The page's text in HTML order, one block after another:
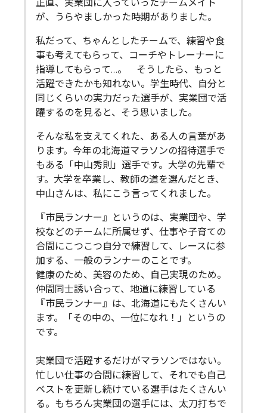
正直、実業団に入っていったチームメイト
が、うらやましかった時期がありました。
私だって、ちゃんとしたチームで、練習や食
事も考えてもらって、コーチやトレーナーに
指導してもらって…。 そうしたら、もっと
活躍できたかも知れない。学生時代、自分と
同じくらいの実力だった選手が、実業団で活
躍するのを見ると、そう思いました。
そんな私を支えてくれた、ある人の言葉があ
ります。今年の北海道マラソンの招待選手で
もある「中山秀則」選手です。大学の先輩で
す。大学を卒業し、教師の道を選んだとき、
中山さんは、私にこう言ってくれました。
『市民ランナー』というのは、実業団や、学
校などのチームに所属せず、仕事や子育ての
合間にこつこつ自分で練習して、レースに参
加する、一般のランナーのことです。
健康のため、美容のため、自己実現のため。
仲間同士誘い合って、地道に練習している
『市民ランナー』は、北海道にもたくさんい
ます。「その中の、一位になれ！」というの
です。
実業団で活躍するだけがマラソンではない。
忙しい仕事の合間に練習して、それでも自己
ベストを更新し続けている選手はたくさんい
る。もちろん実業団の選手には、太刀打ちで